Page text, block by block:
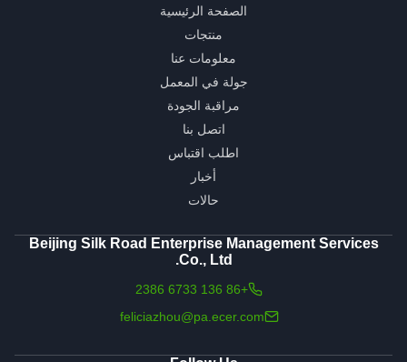
الصفحة الرئيسية
منتجات
معلومات عنا
جولة في المعمل
مراقبة الجودة
اتصل بنا
اطلب اقتباس
أخبار
حالات
Beijing Silk Road Enterprise Management Services
Co., Ltd.
+86 136 6733 2386
feliciazhou@pa.ecer.com